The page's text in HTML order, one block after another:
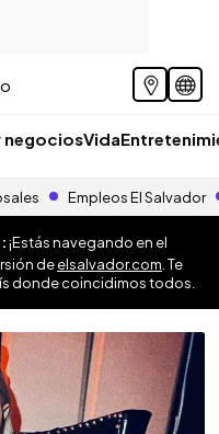
negociosVida
Empleos El Salvador
¡Estás navegando en el
deelsalvador.com . Te
donde coincidimos todos.